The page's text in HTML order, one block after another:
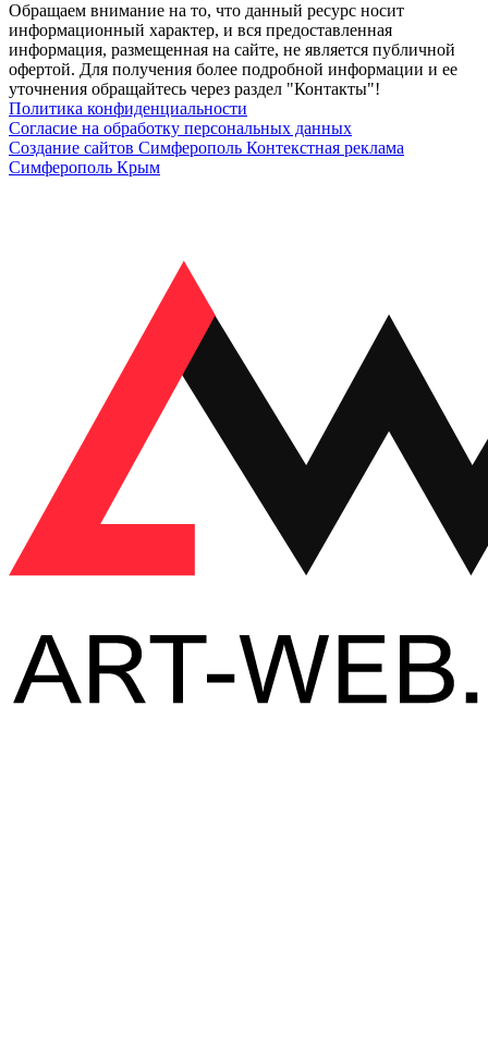
Обращаем внимание на то, что данный ресурс носит
информационный характер, и вся предоставленная
информация, размещенная на сайте, не является публичной
офертой. Для получения более подробной информации и ее
уточнения обращайтесь через раздел "Контакты"!
Политика конфиденциальности
Согласие на обработку персональных данных
Создание сайтов Симферополь Контекстная реклама
Симферополь Крым